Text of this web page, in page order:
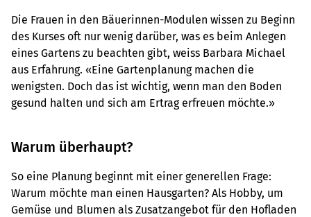
Die Frauen in den Bäuerinnen-Modulen wissen zu Beginn
des Kurses oft nur wenig darüber, was es beim Anlegen
eines Gartens zu beachten gibt, weiss Barbara Michael
aus Erfahrung. «Eine Gartenplanung machen die
wenigsten. Doch das ist wichtig, wenn man den Boden
gesund halten und sich am Ertrag erfreuen möchte.»
Warum überhaupt?
So eine Planung beginnt mit einer generellen Frage:
Warum möchte man einen Hausgarten? Als Hobby, um
Gemüse und Blumen als Zusatzangebot für den Hofladen